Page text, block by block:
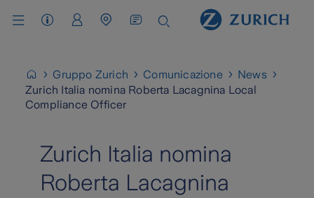
Gruppo Zurich Comunicazione
News
Zurich Italia nomina Roberta Lacagnina Local
Compliance Officer
Zurich Italia nomina
Roberta Lacagnina